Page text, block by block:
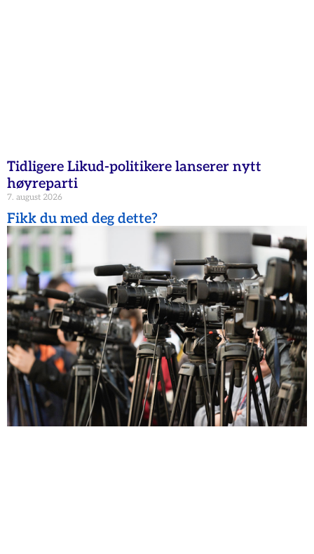
Tidligere Likud-politikere lanserer nytt
høyreparti
7. august 2026
Fikk du med deg dette?